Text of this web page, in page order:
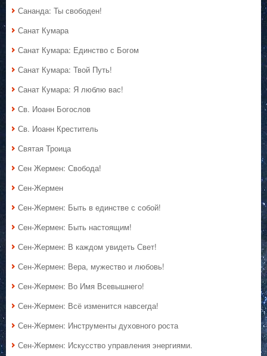
Сананда: Ты свободен!
Санат Кумара
Санат Кумара: Единство с Богом
Санат Кумара: Твой Путь!
Санат Кумара: Я люблю вас!
Св. Иоанн Богослов
Св. Иоанн Креститель
Святая Троица
Сен Жермен: Свобода!
Сен-Жермен
Сен-Жермен: Быть в единстве с собой!
Сен-Жермен: Быть настоящим!
Сен-Жермен: В каждом увидеть Свет!
Сен-Жермен: Вера, мужество и любовь!
Сен-Жермен: Во Имя Всевышнего!
Сен-Жермен: Всё изменится навсегда!
Сен-Жермен: Инструменты духовного роста
Сен-Жермен: Искусство управления энергиями.